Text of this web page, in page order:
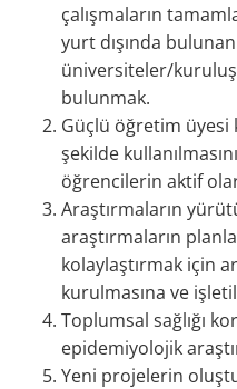
çalışmaların
yurt dışında bulunan
üniversiteler/
bulunmak.
Güçlü öğretim
şekilde
öğrencilerin aktif
Araştırmaların
araştırmaların
kolaylaştırmak için
kurulmasına ve
Toplumsal sağlığı
epidemiyolojik
Yeni projelerin